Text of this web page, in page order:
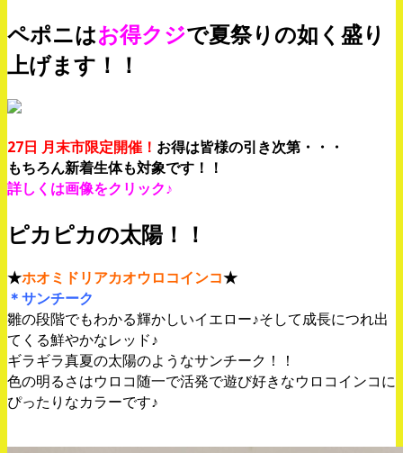
ペポニはお得クジで夏祭りの如く盛り
上げます！！
27日 月末市限定開催！ お得は皆様の引き次第・・・
もちろん新着生体も対象です！！
詳しくは画像をクリック♪
ピカピカの太陽！！
★ホオミドリアカオウロコインコ★
＊サンチーク
雛の段階でもわかる輝かしいイエロー♪そして成長につれ出
てくる鮮やかなレッド♪
ギラギラ真夏の太陽のようなサンチーク！！
色の明るさはウロコ随一で活発で遊び好きなウロコインコに
ぴったりなカラーです♪